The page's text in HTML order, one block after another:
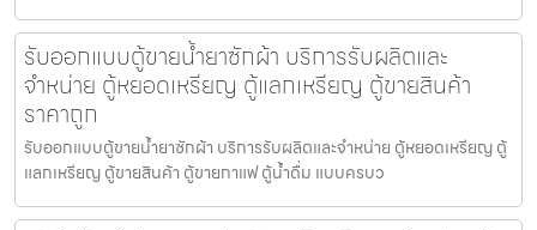
รับออกแบบตู้ขายน้ำยาซักผ้า บริการรับผลิตและ
จำหน่าย ตู้หยอดเหรียญ ตู้แลกเหรียญ ตู้ขายสินค้า
ราคาถูก
รับออกแบบตู้ขายน้ำยาซักผ้า บริการรับผลิตและจำหน่าย ตู้หยอดเหรียญ ตู้
แลกเหรียญ ตู้ขายสินค้า ตู้ขายกาแฟ ตู้น้ำดื่ม แบบครบว